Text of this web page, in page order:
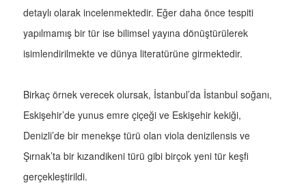
detaylı olarak incelenmektedir. Eğer daha önce tespiti
yapılmamış bir tür ise bilimsel yayına dönüştürülerek
isimlendirilmekte ve dünya literatürüne girmektedir.
Birkaç örnek verecek olursak, İstanbul’da İstanbul soğanı,
Eskişehir’de yunus emre çiçeği ve Eskişehir kekiği,
Denizli’de bir menekşe türü olan viola denizilensis ve
Şırnak’ta bir kızandikeni türü gibi birçok yeni tür keşfi
gerçekleştirildi.